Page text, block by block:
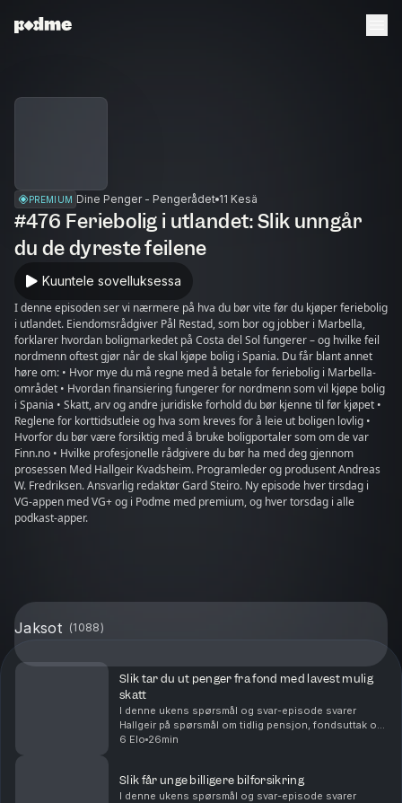
PREMIUM Dine Penger - Pengerådet 11 Kesä
#476 Feriebolig i utlandet: Slik unngår
du de dyreste feilene
Kuuntele sovelluksessa
I denne episoden ser vi nærmere på hva du bør vite før du kjøper feriebolig
i utlandet. Eiendomsrådgiver Pål Restad, som bor og jobber i Marbella,
forklarer hvordan boligmarkedet på Costa del Sol fungerer – og hvilke feil
nordmenn oftest gjør når de skal kjøpe bolig i Spania. Du får blant annet
høre om: • Hvor mye du må regne med å betale for feriebolig i Marbella-
området • Hvordan finansiering fungerer for nordmenn som vil kjøpe bolig
i Spania • Skatt, arv og andre juridiske forhold du bør kjenne til før kjøpet •
Reglene for korttidsutleie og hva som kreves for å leie ut boligen lovlig •
Hvorfor du bør være forsiktig med å bruke boligportaler som om de var
Finn.no • Hvilke profesjonelle rådgivere du bør ha med deg gjennom
prosessen Med Hallgeir Kvadsheim. Programleder og produsent Andreas
W. Fredriksen. Ansvarlig redaktør Gard Steiro. Ny episode hver tirsdag i
VG-appen med VG+ og i Podme med premium, og hver torsdag i alle
podkast-apper.
Jaksot (1088)
Slik tar du ut penger fra fond med lavest mulig
skatt
I denne ukens spørsmål og svar-episode svarer
Hallgeir på spørsmål om tidlig pensjon, fondsuttak og
langsiktig sparing. Du får blant annet høre om: Hvor
6 Elo 26min
Slik får unge billigere bilforsikring
I denne ukens spørsmål og svar-episode svarer